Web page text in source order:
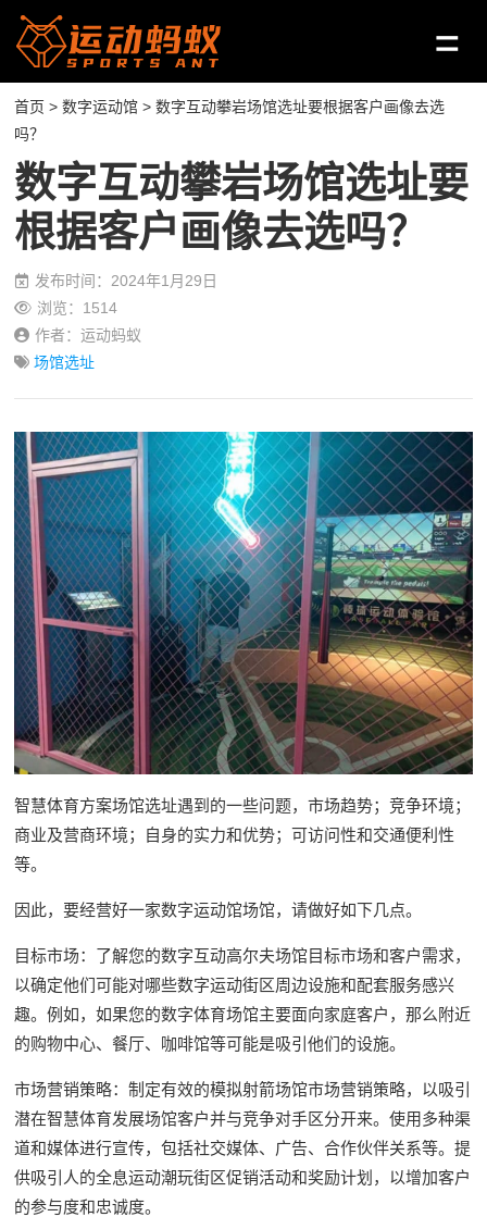
首页 >数字运动馆 > 数字互动攀岩场馆选址要根据客户画像去选
吗？
数字互动攀岩场馆选址要
根据客户画像去选吗？
发布时间：2024年1月29日
浏览：1514
作者：运动蚂蚁
场馆选址
智慧体育方案场馆选址遇到的一些问题，市场趋势；竞争环境；
商业及营商环境；自身的实力和优势；可访问性和交通便利性
等。
因此，要经营好一家数字运动馆场馆，请做好如下几点。
目标市场：了解您的数字互动高尔夫场馆目标市场和客户需求，
以确定他们可能对哪些数字运动街区周边设施和配套服务感兴
趣。例如，如果您的数字体育场馆主要面向家庭客户，那么附近
的购物中心、餐厅、咖啡馆等可能是吸引他们的设施。
市场营销策略：制定有效的模拟射箭场馆市场营销策略，以吸引
潜在智慧体育发展场馆客户并与竞争对手区分开来。使用多种渠
道和媒体进行宣传，包括社交媒体、广告、合作伙伴关系等。提
供吸引人的全息运动潮玩街区促销活动和奖励计划，以增加客户
的参与度和忠诚度。